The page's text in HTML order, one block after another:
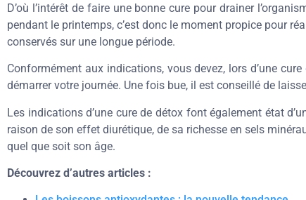
D’où l’intérêt de faire une bonne cure pour drainer
pendant le printemps, c’est donc le moment propice pour
conservés sur une longue période.
Conformément aux indications, vous devez, lors d’une
démarrer votre journée. Une fois bue, il est conseillé de
Les indications d’une cure de détox font également état
raison de son effet diurétique, de sa richesse en sels
quel que soit son âge.
Découvrez d’autres articles :